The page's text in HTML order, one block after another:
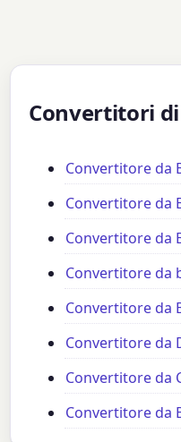
Convertitori
Convertitore da
Convertitore da
Convertitore da
Convertitore da
Convertitore da
Convertitore da
Convertitore da
Convertitore da